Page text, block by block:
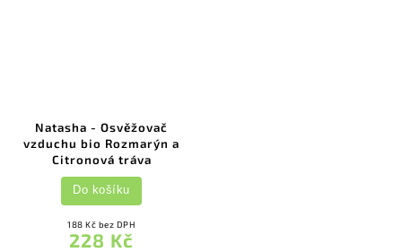
Natasha - Osvěžovač
vzduchu bio Rozmarýn a
Citronová tráva
188 Kč bez DPH
228 Kč
Do košíku